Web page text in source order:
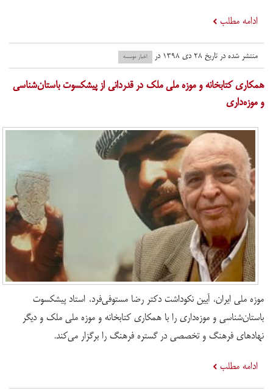
ادامه مطلب
منتشر شده در تاریخ ۲۸ دی ۱۳۹۸ در اخبار موسسه
همکاری کتابخانه و موزه ملی ملک در قدردانی از پیشکسوت باستان‌شناسی
و موزه‌داری
موزه ملی ایران، آیین نکوداشت دکتر رضا مستوفی‌فرد، استاد پیشکسوت
باستان‌شناسی و موزه‌داری را با همکاری کتابخانه و موزه ملی ملک و دیگر
نهادهای فرهنگ و تخصصی در گستره فرهنگ را برگزار می‌کند.
ادامه مطلب